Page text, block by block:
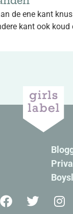
de ene kant
kant ook koud